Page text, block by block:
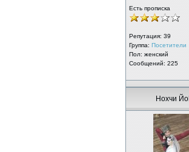
Есть прописка
Репутация: 39
Группа: Посетители
Пол: женский
Сообщений: 225
Нохчи ЙоI